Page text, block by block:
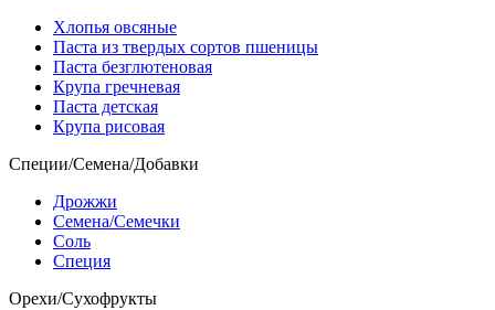
Хлопья овсяные
Паста из твердых сортов пшеницы
Паста безглютеновая
Крупа гречневая
Паста детская
Крупа рисовая
Специи/Семена/Добавки
Дрожжи
Семена/Семечки
Соль
Специя
Орехи/Сухофрукты